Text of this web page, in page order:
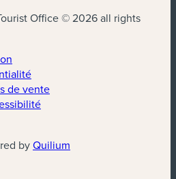
Office © 2026 all rights
de vente
fenêtre)
byQuilium